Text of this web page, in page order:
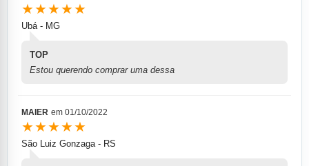
★★★★★
Ubá - MG
TOP
Estou querendo comprar uma dessa
MAIER em 01/10/2022
★★★★★
São Luiz Gonzaga - RS